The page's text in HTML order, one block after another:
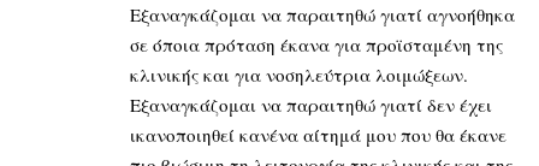
Εξαναγκάζομαι να παραιτηθώ γιατί αγνοήθηκα
σε όποια πρόταση έκανα για προϊσταμένη της
κλινικής και για νοσηλεύτρια λοιμώξεων.
Εξαναγκάζομαι να παραιτηθώ γιατί δεν έχει
ικανοποιηθεί κανένα αίτημά μου που θα έκανε